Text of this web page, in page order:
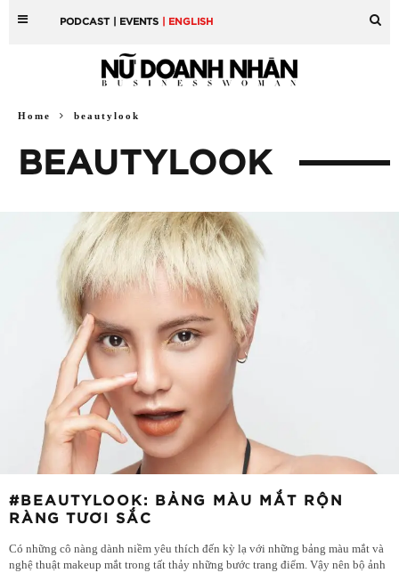
PODCAST | EVENTS | ENGLISH
Home beautylook
BEAUTYLOOK
#BEAUTYLOOK: BẢNG MÀU MẮT RỘN
RÀNG TƯƠI SẮC
Có những cô nàng dành niềm yêu thích đến kỳ lạ với những bảng màu mắt và
nghệ thuật makeup mắt trong tất thảy những bước trang điểm. Vậy nên bộ ảnh